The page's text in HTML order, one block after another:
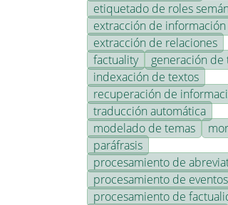
etiquetado de roles
extracción de información
extracción de relaciones
factuality
generación de
indexación de textos
recuperación de
traducción automática
modelado de temas
paráfrasis
procesamiento de
procesamiento de eventos
procesamiento de